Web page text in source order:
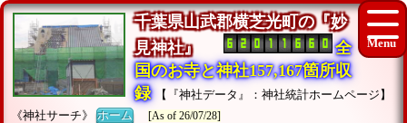
千葉県山武郡横芝光町の『妙
見神社』
全
国のお寺と神社157,167箇所収
録
【『神社データ』：神社統計ホームページ】
《神社サーチ》ホーム [As of 26/07/28]